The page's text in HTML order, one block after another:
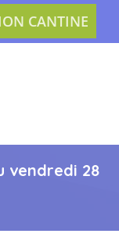
CANTINE
ACTUS
vendredi 28